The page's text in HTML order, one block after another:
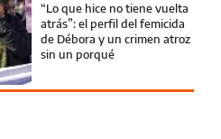
“Lo que hice no tiene vuelta
atrás”: el perfil del femicida
de Débora y un crimen atroz
sin un porqué